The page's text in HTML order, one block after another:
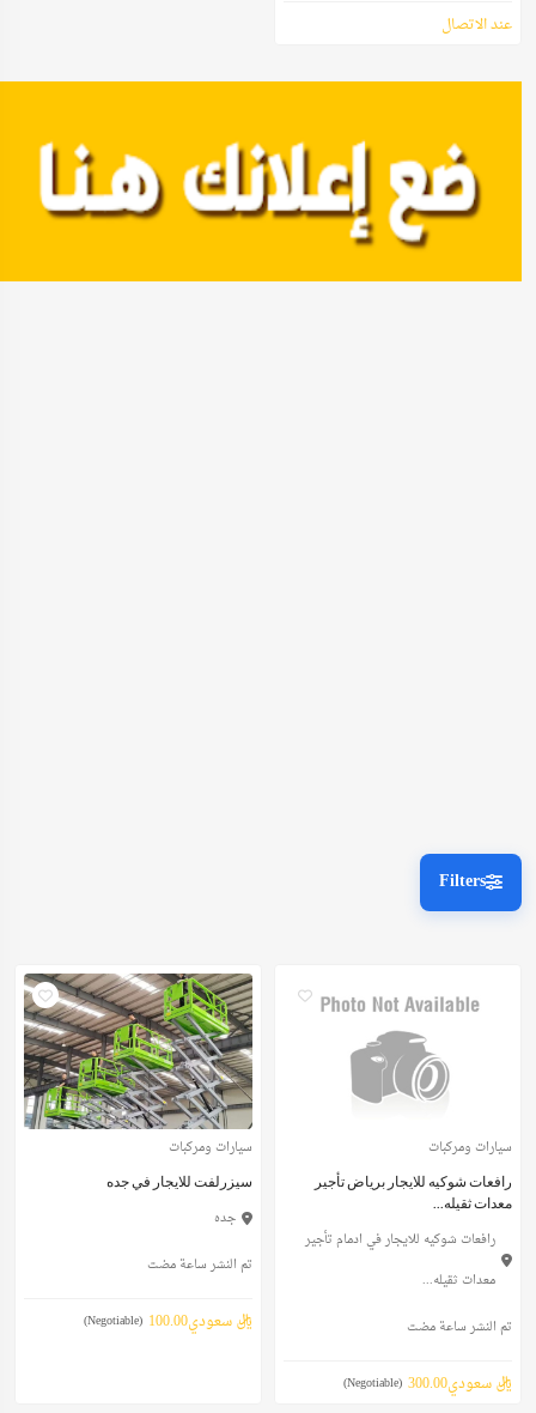
عند الاتصال
Filters
سيارات ومركبات
رافعات شوكيه للايجار برياض تأجير
معدات ثقيله...
رافعات شوكيه للايجار في ادمام تأجير
معدات ثقيله...
تم النشر ساعة مضت
ريال سعودي300.00 (Negotiable)
سيارات ومركبات
سيزرلفت للايجار في جده
جده
تم النشر ساعة مضت
ريال سعودي100.00 (Negotiable)